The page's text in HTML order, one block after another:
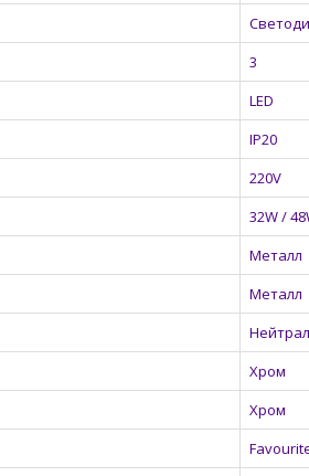
3
LED
IP20
220V
32W /
Металл
Металл
Хром
Хром